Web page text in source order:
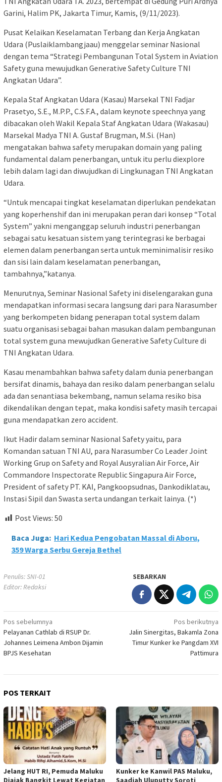
Garini, Halim PK, Jakarta Timur, Kamis, (9/11/2023).
Pusat Kelaikan Keselamatan Terbang dan Kerja Angkatan
Udara (Puslaiklambangjaau) menggelar seminar Nasional
dengan tema “Strategi Pembangunan Total System in Aviation
Safety guna mewujudkan Generative Safety Culture TNI
Angkatan Udara”.
Kepala Staf Angkatan Udara (Kasau) Marsekal TNI Fadjar
Prasetyo, S.E., M.P.P., C.S.F.A., dalam keynote speechnya yang
dibacakan oleh Wakil Kepala Staf Angkatan Udara (Wakasau)
Marsekal Madya TNI A. Gustaf Brugman, M.Si. (Han)
mengatakan bahwa safety merupakan domain yang paling
fundamental dalam penerbangan, untuk itu perlu diexplore
lebih dalam lagi dan diwujudkan di Lingkunagan TNI Angkatan
Udara.
“Untuk mencapai tingkat keselamatan diperlukan pendekatan
yang koperhenshif dan ini merupakan peran dari konsep “Total
System” yakni menganggap seluruh industri penerbangan
sebagai satu kesatuan sistem yang terintegrasi ke berbagai
elemen dalam penerbangan serta untuk meminimalisir resiko
dan sisi lain dalam keselamatan penerbangan,
tambahnya,”katanya.
Menurutnya, Seminar Nasional Safety ini diselengarakan guna
mendapatkan informasi secara langsung dari para Narasumber
yang berkompeten bidang penerapan total system dalam
suatu organisasi sebagai bahan masukan dalam pembangunan
total system guna mewujudkan Generative Safety Culture di
TNI Angkatan Udara.
Kasau menambahkan bahwa safety dalam dunia penerbangan
bersifat dinamis, bahaya dan resiko dalam penerbangan selalu
ada dan senantiasa bekembang, namun selama resiko bisa
dikendalikan dengan tepat, maka kondisi safety masih tercapai
guna mendapatkan zero accident.
Ikut Hadir dalam seminar Nasional Safety yaitu, para
Komandan satuan TNI AU, para Narasumber Co Leader Joint
Working Grup on Safety and Royal Ausyralian Air Force, Air
Commandore Inspectorate Republic Singapura Air Force,
President of safety PT. KAI, Pangkoopsudnas, Dankodiklatau,
Instasi Sipil dan Swasta serta undangan terkait lainya. (*)
Post Views: 50
Baca Juga: Hari Kedua Pengobatan Massal di Aboru,
359 Warga Serbu Gereja Bethel
Penulis: SNI-01
Editor: Redaksi
SEBARKAN
Navigasi
pos
Pos sebelumnya
Pelayanan Cathlab di RSUP Dr.
Johannes Leimena Ambon Dijamin
BPJS Kesehatan
Pos berikutnya
Jalin Sinergitas, Bakamla Zona
Timur Kunker ke Pangdam XVI
Pattimura
POS TERKAIT
Jelang HUT RI, Pemuda Maluku
Diajak Bangkit Lewat Kegiatan
Kunker ke Kanwil PAS Maluku,
Saadiah Uluputty Soroti